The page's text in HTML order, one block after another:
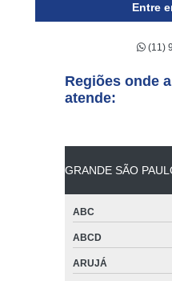
onde encontro venda de
venda de empilhadeira 2500
venda de empilhadeiras
onde encontro venda de
Entre
(11)
Regiões onde
atende:
GRANDE SÃO
ABC
ABCD
ARUJÁ